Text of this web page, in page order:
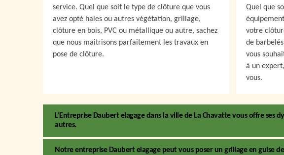
service. Quel que soit le type de clôture que vous
avez opté haies ou autres végétation, grillage,
clôture en bois, PVC ou métallique ou autre, sachez
que nous maitrisons parfaitement les travaux en
pose de clôture.
Quel que
votre
de
vous
à un
vous.
L’Entreprise Daubert elagage dans la ville de La Chavatte vous offre ses
autres.
Notre entreprise Daubert elagage peut vous poser un grillage en guise